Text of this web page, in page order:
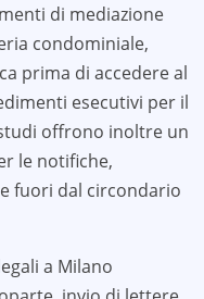
di mediazione
condominiale,
prima di accedere al
esecutivi per il
offrono inoltre un
le notifiche,
fuori dal circondario
a Milano